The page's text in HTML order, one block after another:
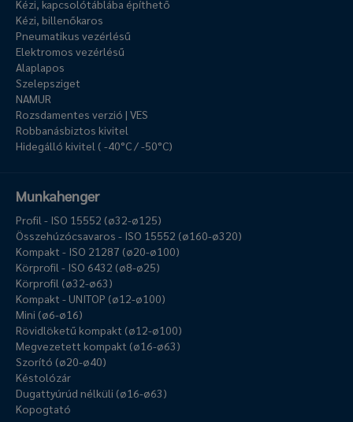
Kézi, kapcsolótáblába építhető
Kézi, billenőkaros
Pneumatikus vezérlésű
Elektromos vezérlésű
Alaplapos
Szelepsziget
NAMUR
Rozsdamentes verzió | VES
Robbanásbiztos kivitel
Hidegálló kivitel ( -40°C / -50°C)
Munkahenger
Profil - ISO 15552 (ø32-ø125)
Összehúzócsavaros - ISO 15552 (ø160-ø320)
Kompakt - ISO 21287 (ø20-ø100)
Körprofil - ISO 6432 (ø8-ø25)
Körprofil (ø32-ø63)
Kompakt - UNITOP (ø12-ø100)
Mini (ø6-ø16)
Rövidlöketű kompakt (ø12-ø100)
Megvezetett kompakt (ø16-ø63)
Szorító (ø20-ø40)
Késtolózár
Dugattyúrúd nélküli (ø16-ø63)
Kopogtató